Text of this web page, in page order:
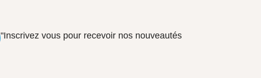
"Inscrivez vous pour recevoir nos nouveautés